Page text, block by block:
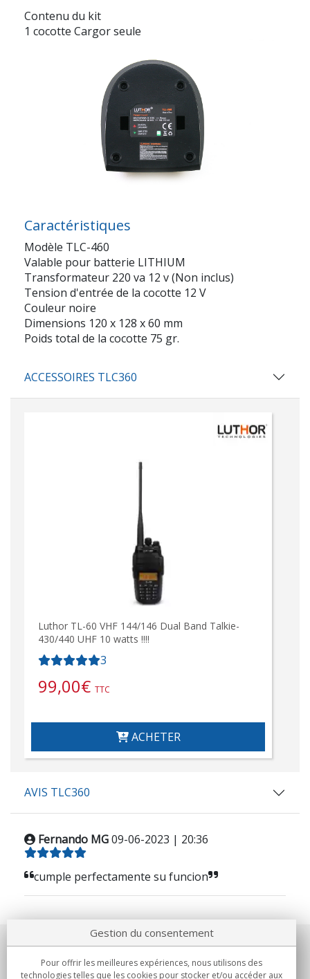
Contenu du kit
1 cocotte Cargor seule
Caractéristiques
Modèle TLC-460
Valable pour batterie LITHIUM
Transformateur 220 va 12 v (Non inclus)
Tension d'entrée de la cocotte 12 V
Couleur noire
Dimensions 120 x 128 x 60 mm
Poids total de la cocotte 75 gr.
ACCESSOIRES TLC360
Luthor TL-60 VHF 144/146 Dual Band Talkie-
430/440 UHF 10 watts !!!!
3
99,00€ TTC
ACHETER
AVIS TLC360
Fernando MG09-06-2023 | 20:36
cumple perfectamente su funcion
Notre société
Gestion du consentement
Pour offrir les meilleures expériences, nous utilisons des
technologies telles que les cookies pour stocker et/ou accéder aux